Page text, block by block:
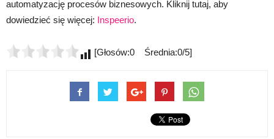
automatyzację procesów biznesowych. Kliknij tutaj, aby
dowiedzieć się więcej: Inspeerio.
[Głosów:0 Średnia:0/5]